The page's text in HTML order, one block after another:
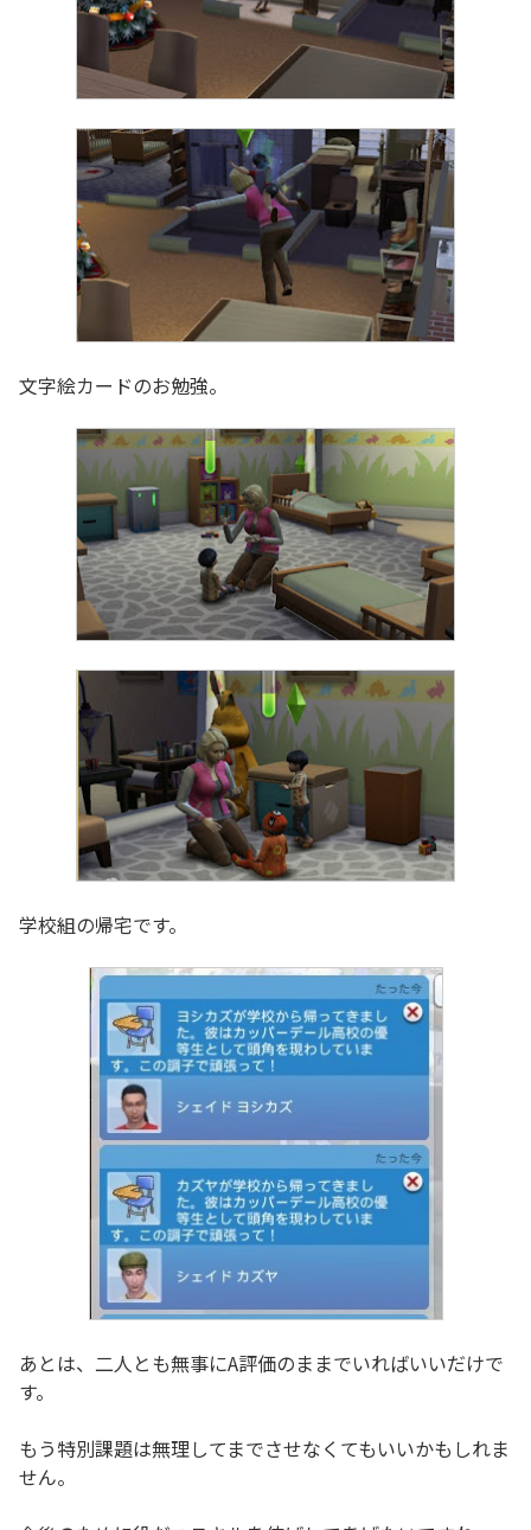
文字絵カードのお勉強。
学校組の帰宅です。
あとは、二人とも無事にA評価のままでいればいいだけで
す。
もう特別課題は無理してまでさせなくてもいいかもしれま
せん。